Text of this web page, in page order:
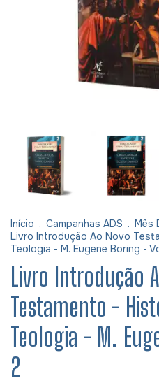
Início . Campanhas ADS . Mês
Livro Introdução Ao Novo
Teologia - M. Eugene Boring -
Livro Introdução
Testamento -
Teologia - M.
2